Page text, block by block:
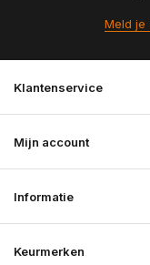
Meld je
Klantenservice
Mijn account
Informatie
Keurmerken